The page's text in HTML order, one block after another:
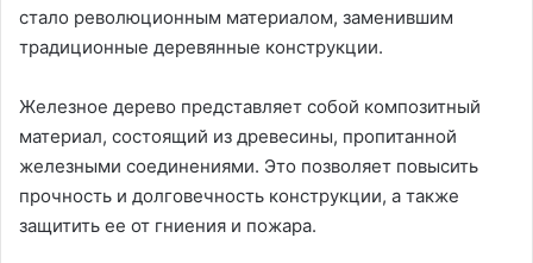
стало революционным материалом, заменившим
традиционные деревянные конструкции.
Железное дерево представляет собой композитный
материал, состоящий из древесины, пропитанной
железными соединениями. Это позволяет повысить
прочность и долговечность конструкции, а также
защитить ее от гниения и пожара.